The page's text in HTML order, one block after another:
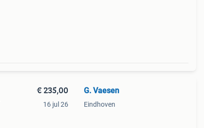
€ 235,00
16 jul 26
G. Vaesen
Eindhoven